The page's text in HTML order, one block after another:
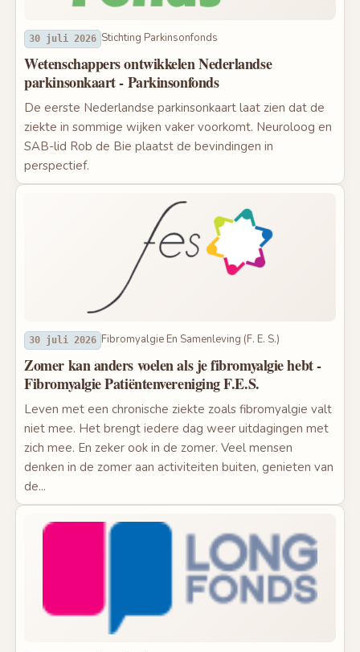
30 juli 2026 Stichting Parkinsonfonds
Wetenschappers ontwikkelen Nederlandse
parkinsonkaart - Parkinsonfonds
De eerste Nederlandse parkinsonkaart laat zien dat de
ziekte in sommige wijken vaker voorkomt. Neuroloog en
SAB-lid Rob de Bie plaatst de bevindingen in
perspectief.
30 juli 2026 Fibromyalgie En Samenleving (F. E. S.)
Zomer kan anders voelen als je fibromyalgie hebt -
Fibromyalgie Patiëntenvereniging F.E.S.
Leven met een chronische ziekte zoals fibromyalgie valt
niet mee. Het brengt iedere dag weer uitdagingen met
zich mee. En zeker ook in de zomer. Veel mensen
denken in de zomer aan activiteiten buiten, genieten van
de...